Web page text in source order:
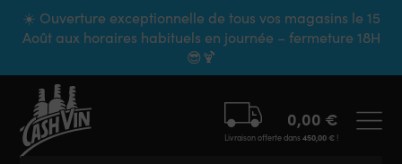
☀️ Ouverture exceptionnelle de tous vos magasins le 15
Août aux horaires habituels en journée – fermeture 18H
😎🍹
0,00 €
Livraison offerte dans450,00 €!
Panneau de gestion des cookies